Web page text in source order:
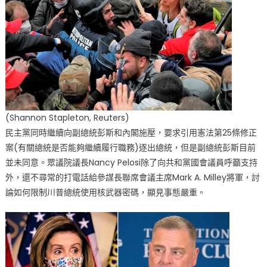
(Shannon Stapleton, Reuters)
民主黨同時繼續向副總統彭斯和內閣施壓，要求引用憲法第25條修正
案(有關總統是否能夠繼續履行職務)逐出總統，但是副總統彭斯目前
並未同意。眾議院議長Nancy Pelosi除了向共和黨國會議員呼籲支持
外，還不尋常的打電話給參謀長聯席會議主席Mark A. Milley將軍，討
論如何限制川普總統使用核武器密碼，顯見事態嚴重。